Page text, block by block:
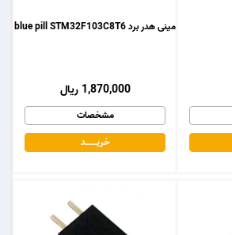
مینی هدر برد blue pill STM32F103C8T6
1,870,000 ریال
مشخصات
خریـــــــد